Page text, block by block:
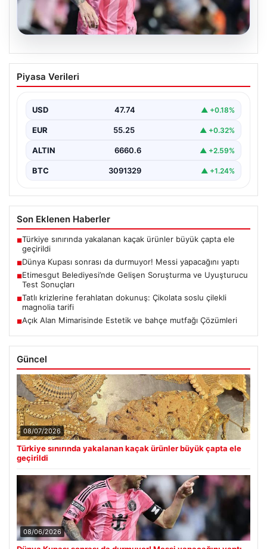
06.08.2026
Dünya Kupası sonrası da durmuyor!
Messi yapacağını yaptı
Piyasa Verileri
USD 47.74 ▲ +0.18%
EUR 55.25 ▲ +0.32%
ALTIN 6660.6 ▲ +2.59%
BTC 3091329 ▲ +1.24%
Son Eklenen Haberler
■Türkiye sınırında yakalanan kaçak ürünler büyük çapta ele
geçirildi
■Dünya Kupası sonrası da durmuyor! Messi yapacağını yaptı
■Etimesgut Belediyesi’nde Gelişen Soruşturma ve Uyuşturucu
Test Sonuçları
■Tatlı krizlerine ferahlatan dokunuş: Çikolata soslu çilekli
magnolia tarifi
■Açık Alan Mimarisinde Estetik ve bahçe mutfağı Çözümleri
Güncel
08/07/2026
Türkiye sınırında yakalanan kaçak ürünler büyük çapta ele
geçirildi
08/06/2026